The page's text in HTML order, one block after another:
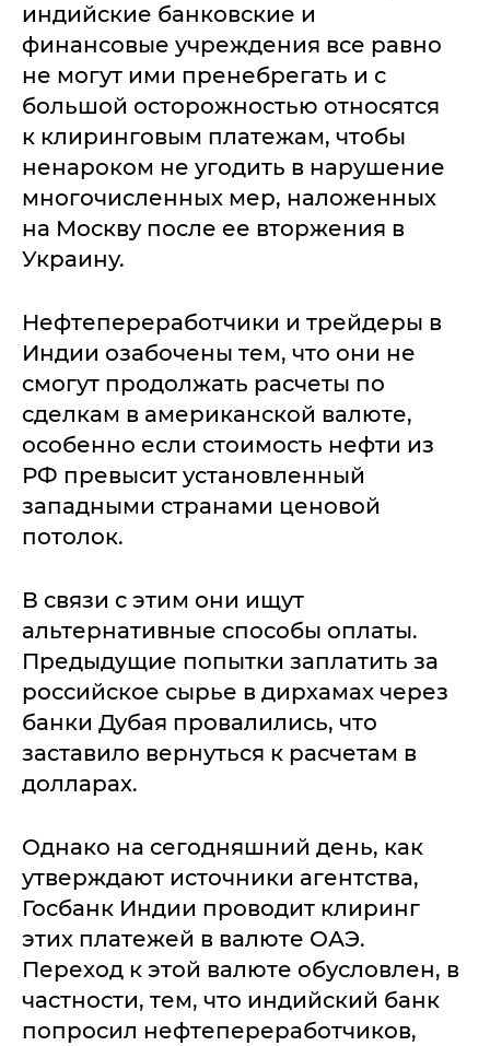
индийские банковские и
финансовые учреждения все равно
не могут ими пренебрегать и с
большой осторожностью относятся
к клиринговым платежам, чтобы
ненароком не угодить в нарушение
многочисленных мер, наложенных
на Москву после ее вторжения в
Украину.
Нефтепереработчики и трейдеры в
Индии озабочены тем, что они не
смогут продолжать расчеты по
сделкам в американской валюте,
особенно если стоимость нефти из
РФ превысит установленный
западными странами ценовой
потолок.
В связи с этим они ищут
альтернативные способы оплаты.
Предыдущие попытки заплатить за
российское сырье в дирхамах через
банки Дубая провалились, что
заставило вернуться к расчетам в
долларах.
Однако на сегодняшний день, как
утверждают источники агентства,
Госбанк Индии проводит клиринг
этих платежей в валюте ОАЭ.
Переход к этой валюте обусловлен, в
частности, тем, что индийский банк
попросил нефтепереработчиков,